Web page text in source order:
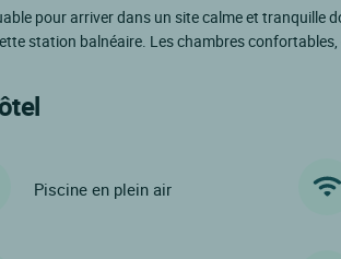
pour arriver dans un site calme et tranquille
station balnéaire. Les chambres
Piscine en plein air